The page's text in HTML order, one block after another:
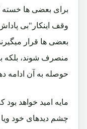
برای بعضی ها خسته
وقف اینکار"بی
بعضی ها قرار
منصرف شوند، بلکه
حوصله به آن ادامه
مایه امید خواهد
چشم دیدهای خود ویا